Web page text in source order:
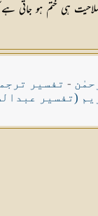
ہی ختم ہو
- تفسیر
(تفسیر